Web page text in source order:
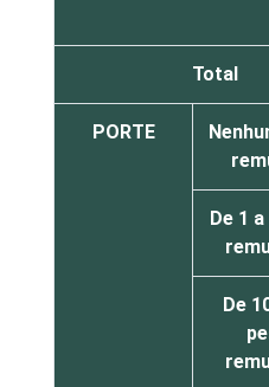
Total
PORTE
De 1
De